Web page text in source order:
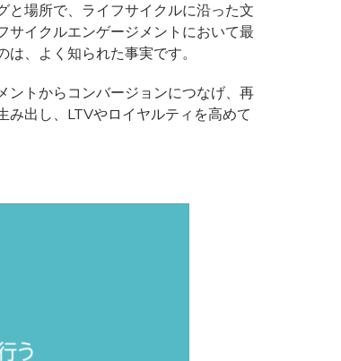
と場所で、ライフサイクルに沿った文
サイクルエンゲージメントにおいて最
、よく知られた事実です。
ントからコンバージョンにつなげ、再
み出し、LTVやロイヤルティを高めて